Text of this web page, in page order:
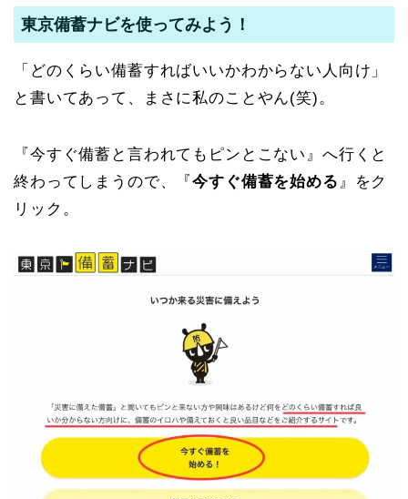
東京備蓄ナビを使ってみよう！
「どのくらい備蓄すればいいかわからない人向け」
と書いてあって、まさに私のことやん(笑)。
『今すぐ備蓄と言われてもピンとこない』へ行くと
終わってしまうので、『今すぐ備蓄を始める 』をク
リック。